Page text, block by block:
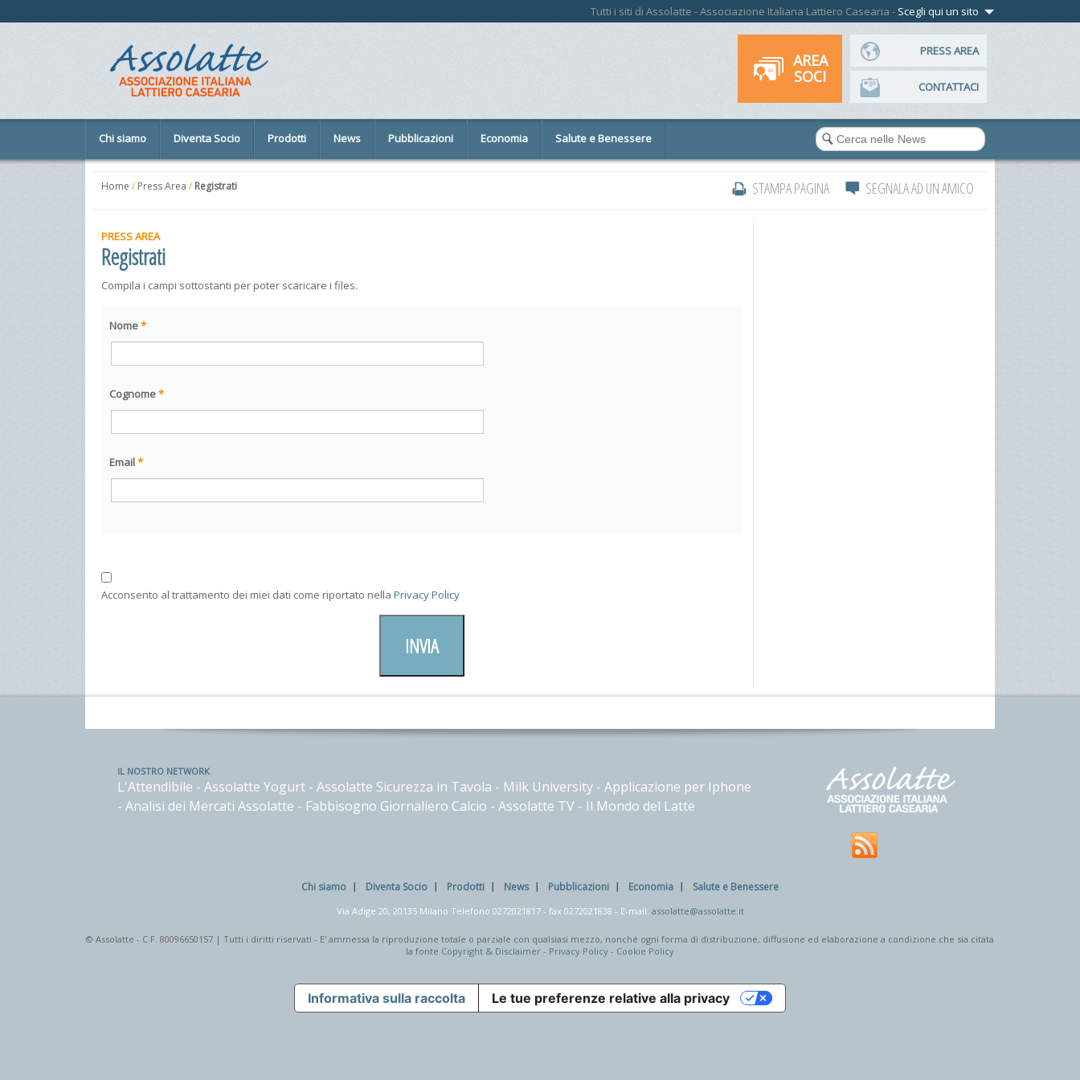
Tutti i siti di Assolatte - Associazione Italiana Lattiero Casearia - Scegli qui un sito
PRESS AREA
CONTATTACI
AREA
SOCI
Chi siamo Diventa Socio Prodotti News Pubblicazioni Economia Salute e Benessere
Home / Press Area / Registrati STAMPA PAGINA SEGNALA AD UN AMICO
PRESS AREA
Registrati
Compila i campi sottostanti per poter scaricare i files.
Nome*
Cognome*
Email*
Acconsento al trattamento dei miei dati come riportato nella Privacy Policy
INVIA
IL NOSTRO NETWORK
L'Attendibile - Assolatte Yogurt - Assolatte Sicurezza in Tavola - Milk University - Applicazione per Iphone
- Analisi dei Mercati Assolatte - Fabbisogno Giornaliero Calcio - Assolatte TV - Il Mondo del Latte
Chi siamo Diventa Socio Prodotti News Pubblicazioni Economia Salute e Benessere
Via Adige 20, 20135 Milano Telefono 0272021817- fax 0272021838 - E-mail: assolatte@assolatte.it
© Assolatte - C.F. 80096650157 | Tutti i diritti riservati - E' ammessa la riproduzione totale o parziale con qualsiasi mezzo, nonché ogni forma di distribuzione, diffusione ed elaborazione a condizione che sia citata
la fonte Copyright & Disclaimer - Privacy Policy - Cookie Policy
Informativa sulla raccolta Le tue preferenze relative alla privacy